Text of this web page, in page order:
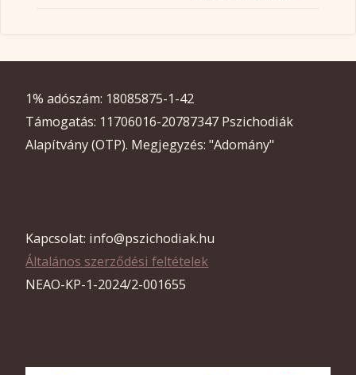
1% adószám: 18085875-1-42
Támogatás: 11706016-20787347 Pszichodiák
Alapítvány (OTP). Megjegyzés: "Adomány"
Kapcsolat: info@pszichodiak.hu
Általános szerződési feltételek
NEAO-KP-1-2024/2-001655